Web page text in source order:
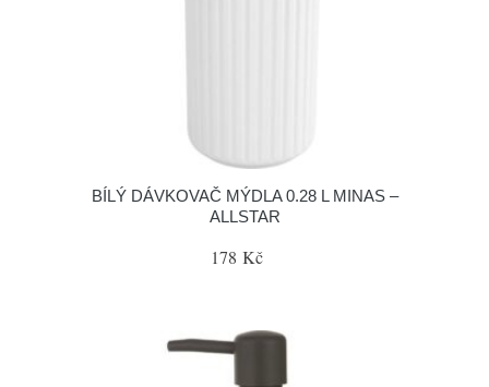
BÍLÝ DÁVKOVAČ MÝDLA 0.28 L MINAS –
ALLSTAR
178 Kč